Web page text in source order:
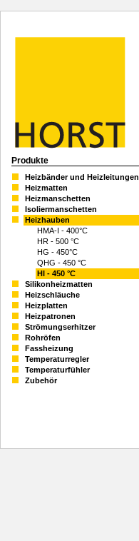
Produkte
Heizbänder und Heizleitungen
Heizmatten
Heizmanschetten
Isoliermanschetten
Heizhauben
HMA-I - 400°C
HR - 500 °C
HG - 450°C
QHG - 450 °C
HI - 450 °C
Silikonheizmatten
Heizschläuche
Heizplatten
Heizpatronen
Strömungserhitzer
Rohröfen
Fassheizung
Temperaturregler
Temperaturfühler
Zubehör